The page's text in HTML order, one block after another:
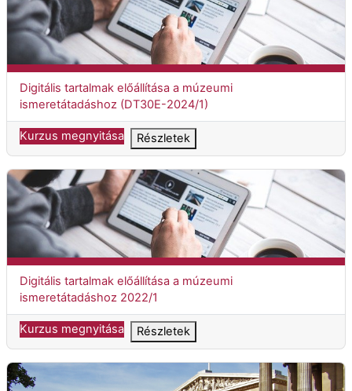
Kurzuscím
Digitális tartalmak előállítása a múzeumi
ismeretátadáshoz (DT30E-2024/1)
Kurzus megnyitása Részletek
Digitális tartalmak előállítása a múzeumi ismeretátadáshoz
Kurzuscím
Digitális tartalmak előállítása a múzeumi
ismeretátadáshoz 2022/1
Kurzus megnyitása Részletek
Élő történelem másként (ÉT30T-2022/1)